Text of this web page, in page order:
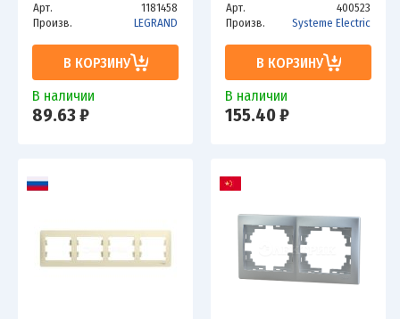
Арт.
1181458
Произв.
LEGRAND
В КОРЗИНУ
В наличии
89.63 ₽
Арт.
400523
Произв.
Systeme Electric
В КОРЗИНУ
В наличии
155.40 ₽